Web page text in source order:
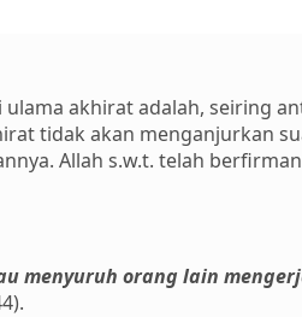
ulama akhirat adalah, seiring
tidak akan menganjurkan
Allah s.w.t. telah
menyuruh orang lain